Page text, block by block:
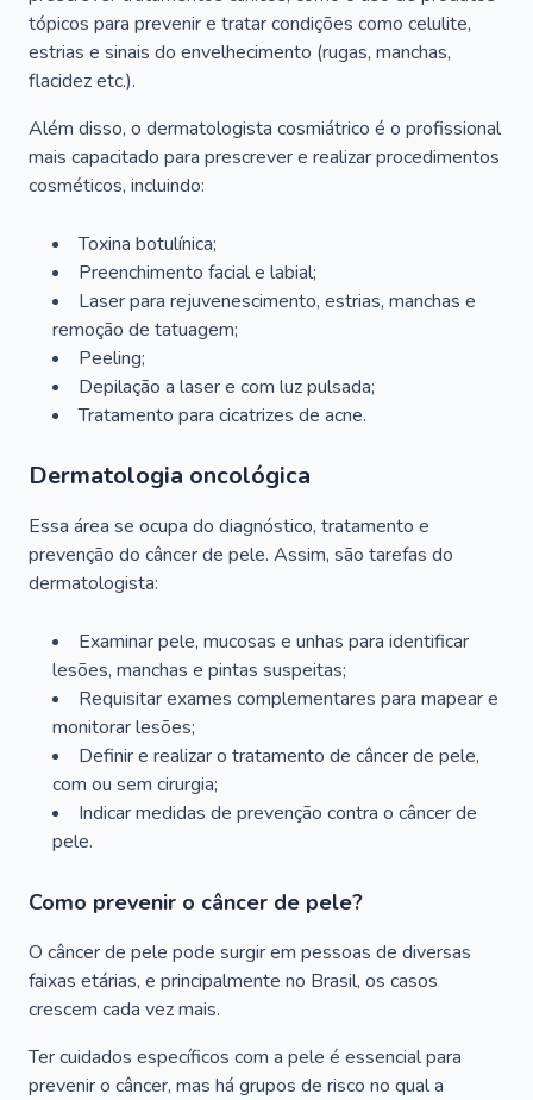
tópicos para prevenir e tratar condições como celulite,
estrias e sinais do envelhecimento (rugas, manchas,
flacidez etc.).
Além disso, o dermatologista cosmiátrico é o profissional
mais capacitado para prescrever e realizar procedimentos
cosméticos, incluindo:
Toxina botulínica;
Preenchimento facial e labial;
Laser para rejuvenescimento, estrias, manchas e
remoção de tatuagem;
Peeling;
Depilação a laser e com luz pulsada;
Tratamento para cicatrizes de acne.
Dermatologia oncológica
Essa área se ocupa do diagnóstico, tratamento e
prevenção do câncer de pele. Assim, são tarefas do
dermatologista:
Examinar pele, mucosas e unhas para identificar
lesões, manchas e pintas suspeitas;
Requisitar exames complementares para mapear e
monitorar lesões;
Definir e realizar o tratamento de câncer de pele,
com ou sem cirurgia;
Indicar medidas de prevenção contra o câncer de
pele.
Como prevenir o câncer de pele?
O câncer de pele pode surgir em pessoas de diversas
faixas etárias, e principalmente no Brasil, os casos
crescem cada vez mais.
Ter cuidados específicos com a pele é essencial para
prevenir o câncer, mas há grupos de risco no qual a